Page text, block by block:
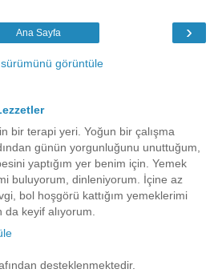
›
Ana Sayfa
görüntüle
bir terapi yeri. Yoğun bir çalışma
günün yorgunluğunu unuttuğum,
yaptığım yer benim için. Yemek
buluyorum, dinleniyorum. İçine az
bol hoşgörü kattığım yemeklerimi
keyif alıyorum.
desteklenmektedir.